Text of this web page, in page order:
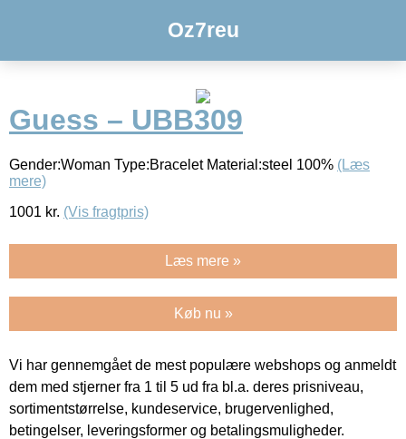
Oz7reu
Guess – UBB309
Gender:Woman Type:Bracelet Material:steel 100% (Læs
mere)
1001 kr. (Vis fragtpris)
Læs mere »
Køb nu »
Vi har gennemgået de mest populære webshops og anmeldt
dem med stjerner fra 1 til 5 ud fra bl.a. deres prisniveau,
sortimentstørrelse, kundeservice, brugervenlighed,
betingelser, leveringsformer og betalingsmuligheder.